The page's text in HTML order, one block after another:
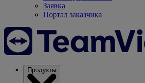
Заявка
Портал заказчика
Продукты